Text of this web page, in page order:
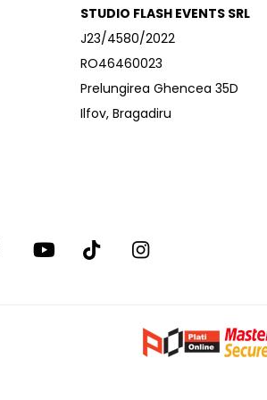
STUDIO FLASH EVENTS SRL
J23/4580/2022
RO46460023
Prelungirea Ghencea 35D
Ilfov, Bragadiru